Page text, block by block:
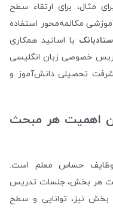
مثال، برای ارتقاء سطح
مکالمه‌محور استفاده
با اساتید همکاری
خصوصی زبان انگلیسی
تحصیلی دانش‌آموز و
اهمیت هر مبحث
حساس معلم است.
هر بخش، جلسات تدریس
بخش نیز، توانایی و سطح